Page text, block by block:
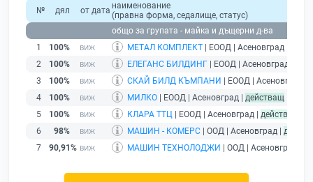
№ дял от дата наименование
(правна форма, седалище, статус)
общо за групата - майка и дъщерни д-ва
1
100% МЕТАЛ КОМПЛЕКТ | ЕООД | Асеновград |
2
100% ЕЛЕГАНС БИЛДИНГ | ЕООД | Асеновград |
3
100% СКАЙ БИЛД КЪМПАНИ | ЕООД | Асеновград |
4
100% МИЛКО | ЕООД | Асеновград | действащ
5
100% КЛАРА ТТЦ | ЕООД | Асеновград | действащ
6
98% МАШИН - КОМЕРС | ООД | Асеновград |
7
90,91% МАШИН ТЕХНОЛОДЖИ | ООД | Асеновград |